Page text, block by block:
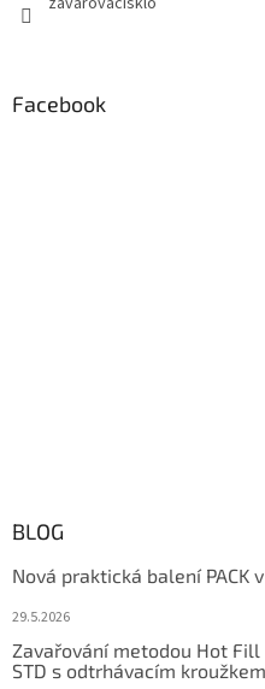
Facebook
BLOG
Nová praktická balení PACK
29.5.2026
Zavařování metodou Hot
STD s odtrhávacím kroužkem